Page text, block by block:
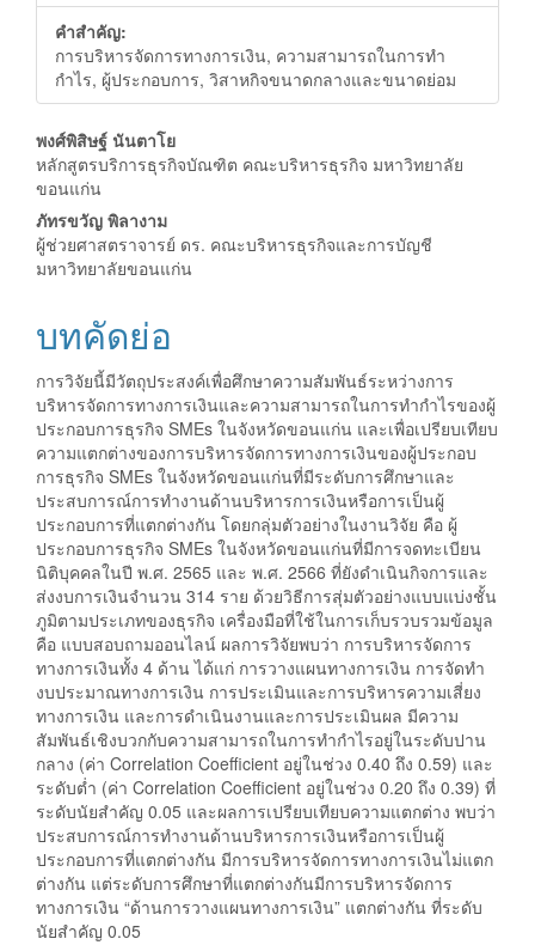
คำสำคัญ:
การบริหารจัดการทางการเงิน, ความสามารถในการทำ
กำไร, ผู้ประกอบการ, วิสาหกิจขนาดกลางและขนาดย่อม
พงศ์พิสิษฐ์ นันตาโย
หลักสูตรบริการธุรกิจบัณฑิต คณะบริหารธุรกิจ มหาวิทยาลัย
ขอนแก่น
ภัทรขวัญ พิลางาม
ผู้ช่วยศาสตราจารย์ ดร. คณะบริหารธุรกิจและการบัญชี
มหาวิทยาลัยขอนแก่น
บทคัดย่อ
การวิจัยนี้มีวัตถุประสงค์เพื่อศึกษาความสัมพันธ์ระหว่างการ
บริหารจัดการทางการเงินและความสามารถในการทำกำไรของผู้
ประกอบการธุรกิจ SMEs ในจังหวัดขอนแก่น และเพื่อเปรียบเทียบ
ความแตกต่างของการบริหารจัดการทางการเงินของผู้ประกอบ
การธุรกิจ SMEs ในจังหวัดขอนแก่นที่มีระดับการศึกษาและ
ประสบการณ์การทำงานด้านบริหารการเงินหรือการเป็นผู้
ประกอบการที่แตกต่างกัน โดยกลุ่มตัวอย่างในงานวิจัย คือ ผู้
ประกอบการธุรกิจ SMEs ในจังหวัดขอนแก่นที่มีการจดทะเบียน
นิติบุคคลในปี พ.ศ. 2565 และ พ.ศ. 2566 ที่ยังดำเนินกิจการและ
ส่งงบการเงินจำนวน 314 ราย ด้วยวิธีการสุ่มตัวอย่างแบบแบ่งชั้น
ภูมิตามประเภทของธุรกิจ เครื่องมือที่ใช้ในการเก็บรวบรวมข้อมูล
คือ แบบสอบถามออนไลน์ ผลการวิจัยพบว่า การบริหารจัดการ
ทางการเงินทั้ง 4 ด้าน ได้แก่ การวางแผนทางการเงิน การจัดทำ
งบประมาณทางการเงิน การประเมินและการบริหารความเสี่ยง
ทางการเงิน และการดำเนินงานและการประเมินผล มีความ
สัมพันธ์เชิงบวกกับความสามารถในการทำกำไรอยู่ในระดับปาน
กลาง (ค่า Correlation Coefficient อยู่ในช่วง 0.40 ถึง 0.59) และ
ระดับต่ำ (ค่า Correlation Coefficient อยู่ในช่วง 0.20 ถึง 0.39) ที่
ระดับนัยสำคัญ 0.05 และผลการเปรียบเทียบความแตกต่าง พบว่า
ประสบการณ์การทำงานด้านบริหารการเงินหรือการเป็นผู้
ประกอบการที่แตกต่างกัน มีการบริหารจัดการทางการเงินไม่แตก
ต่างกัน แต่ระดับการศึกษาที่แตกต่างกันมีการบริหารจัดการ
ทางการเงิน “ด้านการวางแผนทางการเงิน” แตกต่างกัน ที่ระดับ
นัยสำคัญ 0.05